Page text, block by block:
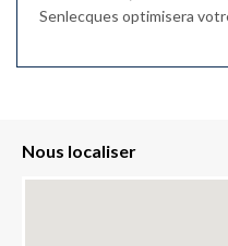
Senlecques optimisera
Nous localiser